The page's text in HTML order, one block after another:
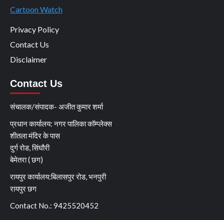
Cartoon Watch
Privacy Policy
Contact Us
Disclaimer
Contact Us
संचालक/संपादक- अजीत कुमार शर्मा
प्रधान कार्यालय: नगर पालिका कॉम्प्लेक्स
शीतला मंदिर के पास
दुर्ग रोड, सिंघौरी
बेमेतरा ( छग)
रायपुर कार्यालय:बिलासपुर रोड, भनपुरी
रायपुर छग
Contact No.: 9425520452